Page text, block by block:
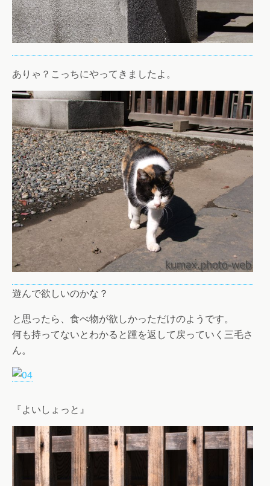
ありゃ？こっちにやってきましたよ。
遊んで欲しいのかな？
と思ったら、食べ物が欲しかっただけのようです。
何も持ってないとわかると踵を返して戻っていく三毛さ
ん。
『よいしょっと』